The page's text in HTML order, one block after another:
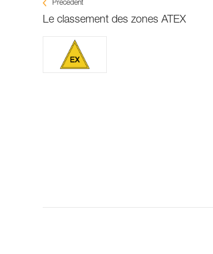
Précédent
Le classement des zones ATEX